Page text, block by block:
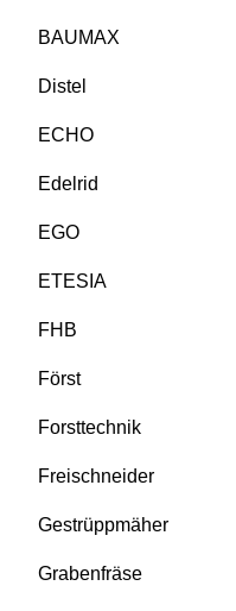
BAUMAX
Distel
ECHO
Edelrid
EGO
ETESIA
FHB
Först
Forsttechnik
Freischneider
Gestrüppmäher
Grabenfräse